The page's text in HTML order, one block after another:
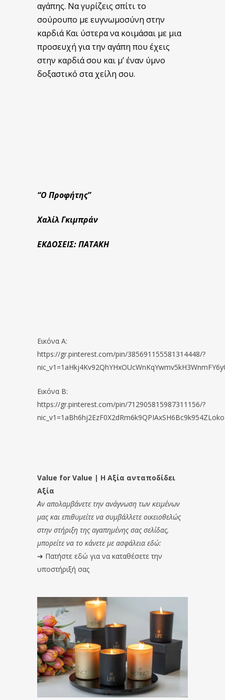
αγάπης. Να γυρίζεις σπίτι το
σούρουπο με ευγνωμοσύνη στην
καρδιά Και ύστερα να κοιμάσαι με μια
προσευχή για την αγάπη που έχεις
στην καρδιά σου και μ’ έναν ύμνο
δοξαστικό στα χείλη σου.
“Ο Προφήτης”
Χαλίλ Γκιμπράν
ΕΚΔΟΣΕΙΣ: ΠΑΤΑΚΗ
Εικόνα Α:
https://gr.pinterest.com/pin/385691155581314448/?
Εικόνα Β:
https://gr.pinterest.com/pin/712905815987311156/?
Value for Value | Η Αξία ανταποδίδει
Αξία
Αν απολαμβάνετε την ανάγνωση των κειμένων
μας και επιθυμείτε να συμβάλλετε οικειοθελώς
στην στήριξη της αγαπημένης σας σελίδας,
μπορείτε να το κάνετε με ασφάλεια εδώ:
➔ Πατήστε εδώ για να καταθέσετε την
υποστήριξή σας